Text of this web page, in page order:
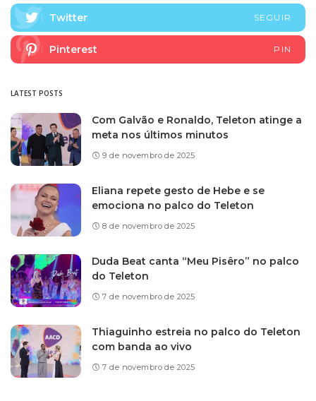
Twitter SEGUIR
Pinterest PIN
LATEST POSTS
Com Galvão e Ronaldo, Teleton atinge a
meta nos últimos minutos
9 de novembro de 2025
Eliana repete gesto de Hebe e se
emociona no palco do Teleton
8 de novembro de 2025
Duda Beat canta “Meu Pisêro” no palco
do Teleton
7 de novembro de 2025
Thiaguinho estreia no palco do Teleton
com banda ao vivo
7 de novembro de 2025